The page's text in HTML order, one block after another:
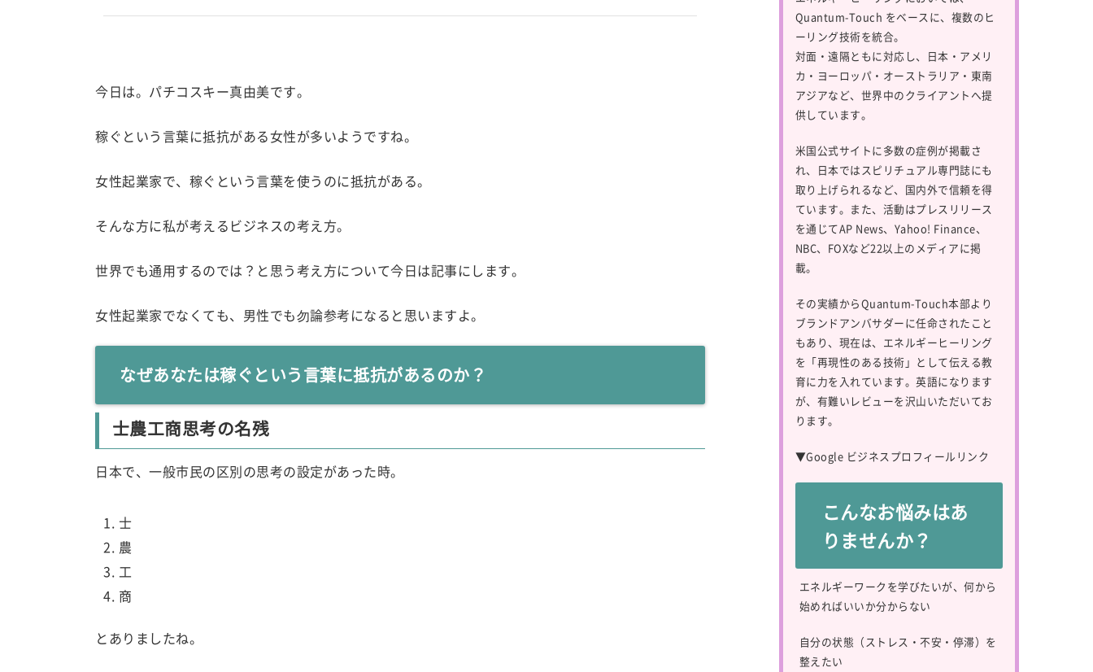
今日は。パチコスキー真由美です。
稼ぐという言葉に抵抗がある女性が多いようですね。
女性起業家で、稼ぐという言葉を使うのに抵抗がある。
そんな方に私が考えるビジネスの考え方。
世界でも通用するのでは？と思う考え方について今日は記事にします。
女性起業家でなくても、男性でも勿論参考になると思いますよ。
なぜあなたは稼ぐという言葉に抵抗があるのか？
士農工商思考の名残
日本で、一般市民の区別の思考の設定があった時。
士
農
工
商
とありましたね。
Quantum-Touch をベースに、複数のヒ
ーリング技術を統合。
対面・遠隔ともに対応し、日本・アメリ
カ・ヨーロッパ・オーストラリア・東南
アジアなど、世界中のクライアントへ提
供しています。
米国公式サイトに多数の症例が掲載さ
れ、日本ではスピリチュアル専門誌にも
取り上げられるなど、国内外で信頼を得
ています。また、活動はプレスリリース
を通じてAP News、Yahoo! Finance、
NBC、FOXなど22以上のメディアに掲
載。
その実績からQuantum-Touch本部より
ブランドアンバサダーに任命されたこと
もあり、現在は、エネルギーヒーリング
を「再現性のある技術」として伝える教
育に力を入れています。英語になります
が、有難いレビューを沢山いただいてお
ります。
▼Google ビジネスプロフィールリンク
こんなお悩みはあ
りませんか？
エネルギーワークを学びたいが、何から
始めればいいか分からない
自分の状態（ストレス・不安・停滞）を
整えたい